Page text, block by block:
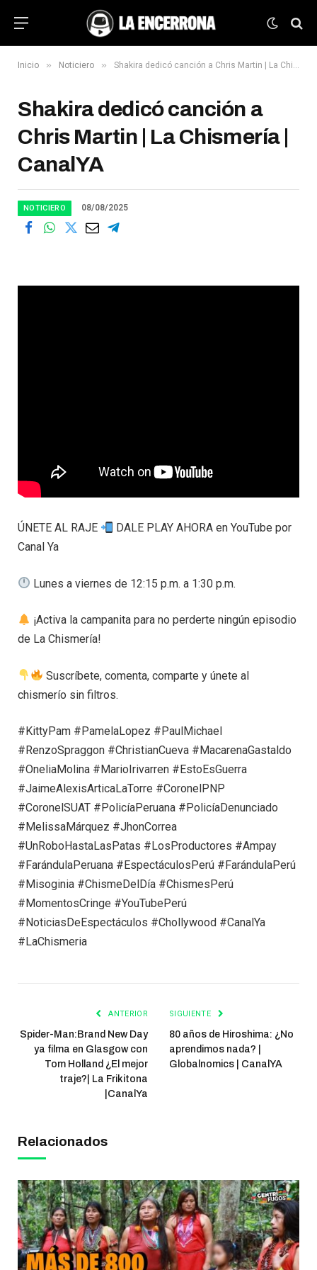
Inicio » Noticiero » Shakira dedicó canción a Chris Martin | La Chismería | CanalYA
Shakira dedicó canción a
Chris Martin | La Chismería |
CanalYA
NOTICIERO 08/08/2025
ÚNETE AL RAJE
DALE PLAY AHORA en YouTube por
Canal Ya
Lunes a viernes de 12:15 p.m. a 1:30 p.m.
¡Activa la campanita para no perderte ningún episodio
de La Chismería!
Suscríbete, comenta, comparte y únete al
chismerío sin filtros.
#KittyPam #PamelaLopez #PaulMichael
#RenzoSpraggon #ChristianCueva #MacarenaGastaldo
#OneliaMolina #MarioIrivarren #EstoEsGuerra
#JaimeAlexisArticaLaTorre #CoronelPNP
#CoronelSUAT #PolicíaPeruana #PolicíaDenunciado
#MelissaMárquez #JhonCorrea
#UnRoboHastaLasPatas #LosProductores #Ampay
#FarándulaPeruana #EspectáculosPerú #FarándulaPerú
#Misoginia #ChismeDelDía #ChismesPerú
#MomentosCringe #YouTubePerú
#NoticiasDeEspectáculos #Chollywood #CanalYa
#LaChismeria
ANTERIOR
Spider-Man:Brand New Day
ya filma en Glasgow con
Tom Holland ¿El mejor
traje?| La Frikitona
|CanalYa
SIGUIENTE
80 años de Hiroshima: ¿No
aprendimos nada? |
Globalnomics | CanalYA
Relacionados